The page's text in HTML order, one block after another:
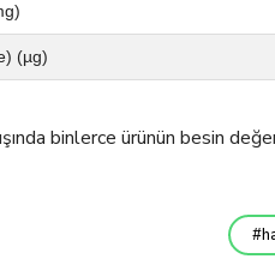
(µg)
binlerce ürünün besin